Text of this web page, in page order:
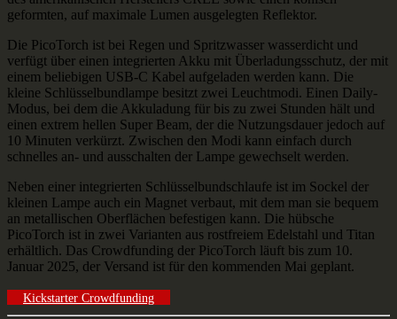
geformten, auf maximale Lumen ausgelegten Reflektor.
Die PicoTorch ist bei Regen und Spritzwasser wasserdicht und
verfügt über einen integrierten Akku mit Überladungsschutz, der mit
einem beliebigen USB-C Kabel aufgeladen werden kann. Die
kleine Schlüsselbundlampe besitzt zwei Leuchtmodi. Einen Daily-
Modus, bei dem die Akkuladung für bis zu zwei Stunden hält und
einen extrem hellen Super Beam, der die Nutzungsdauer jedoch auf
10 Minuten verkürzt. Zwischen den Modi kann einfach durch
schnelles an- und ausschalten der Lampe gewechselt werden.
Neben einer integrierten Schlüsselbundschlaufe ist im Sockel der
kleinen Lampe auch ein Magnet verbaut, mit dem man sie bequem
an metallischen Oberflächen befestigen kann. Die hübsche
PicoTorch ist in zwei Varianten aus rostfreiem Edelstahl und Titan
erhältlich. Das Crowdfunding der PicoTorch läuft bis zum 10.
Januar 2025, der Versand ist für den kommenden Mai geplant.
Kickstarter Crowdfunding